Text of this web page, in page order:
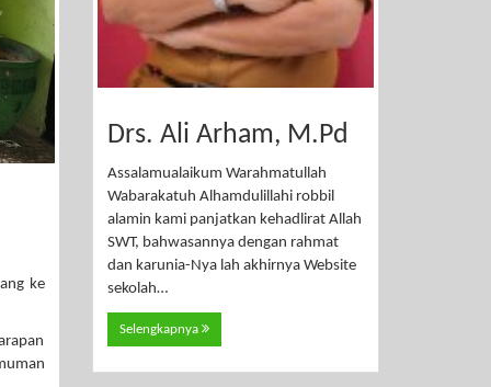
ke
Drs. Ali Arham, M.Pd
Assalamualaikum Warahmatullah
Wabarakatuh Alhamdulillahi robbil
alamin kami panjatkan kehadlirat Allah
SWT, bahwasannya dengan rahmat
dan karunia-Nya lah akhirnya Website
sekolah…
Selengkapnya